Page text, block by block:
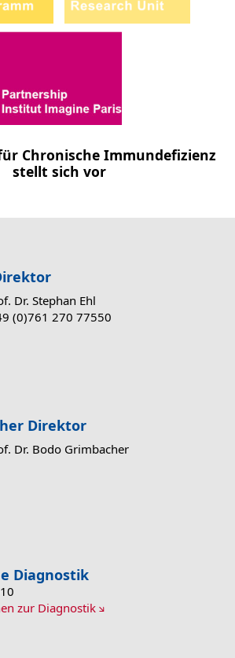
Chronische Immundefizienz
stellt sich vor
Dr. Stephan Ehl
(0)761 270 77550
Direktor
Dr. Bodo Grimbacher
Diagnostik
zur Diagnostik